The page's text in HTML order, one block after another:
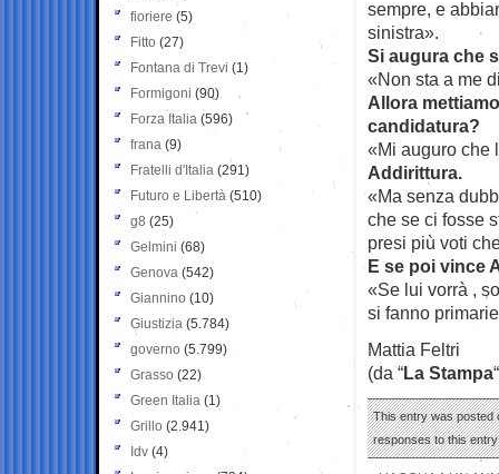
sempre, e
sinistra».
Si augura che
«Non sta a me
Allora
candidatura?
«Mi auguro che
Addirittura.
«Ma senza
che se ci fosse
presi più voti
E se poi vince
«Se lui vorrà ,
si fanno
Mattia Feltri
(da “La Stampa
This entry was posted
responses to this
fioriere (5)
Fitto (27)
Fontana di Trevi (1)
Formigoni (90)
Forza Italia (596)
frana (9)
Fratelli d'Italia (291)
Futuro e Libertà (510)
g8 (25)
Gelmini (68)
Genova (542)
Giannino (10)
Giustizia (5.784)
governo (5.799)
Grasso (22)
Green Italia (1)
Grillo (2.941)
Idv (4)